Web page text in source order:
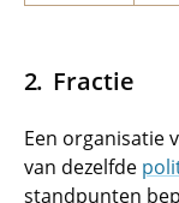
Fractie
Een organisatie
van dezelfde
standpunten